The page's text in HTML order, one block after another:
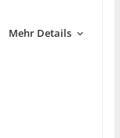
Mehr Details